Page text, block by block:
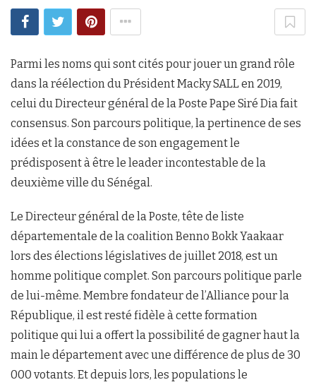
Parmi les noms qui sont cités pour jouer un grand rôle
dans la réélection du Président Macky SALL en 2019,
celui du Directeur général de la Poste Pape Siré Dia fait
consensus. Son parcours politique, la pertinence de ses
idées et la constance de son engagement le
prédisposent à être le leader incontestable de la
deuxième ville du Sénégal.
Le Directeur général de la Poste, tête de liste
départementale de la coalition Benno Bokk Yaakaar
lors des élections législatives de juillet 2018, est un
homme politique complet. Son parcours politique parle
de lui-même. Membre fondateur de l’Alliance pour la
République, il est resté fidèle à cette formation
politique qui lui a offert la possibilité de gagner haut la
main le département avec une différence de plus de 30
000 votants. Et depuis lors, les populations le